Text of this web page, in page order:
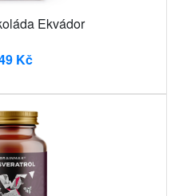
Ekvádor
Kč